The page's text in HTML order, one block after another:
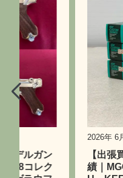
2026年 6月 29日
【出張買取】埼玉県
績｜MGC GMカス